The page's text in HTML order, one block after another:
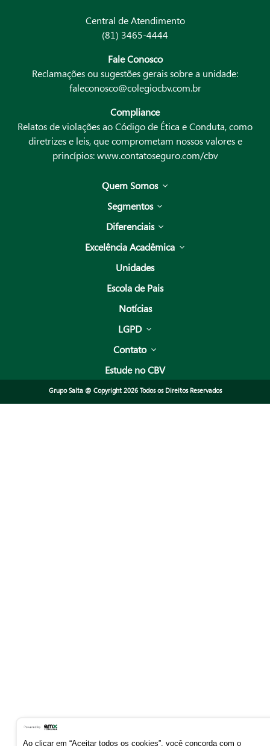
Central de Atendimento
(81) 3465-4444
Fale Conosco
Reclamações ou sugestões gerais sobre a unidade:
faleconosco@colegiocbv.com.br
Compliance
Relatos de violações ao Código de Ética e Conduta, como
diretrizes e leis, que comprometam nossos valores e
princípios:www.contatoseguro.com/cbv
Quem Somos
Segmentos
Diferenciais
Excelência Acadêmica
Unidades
Escola de Pais
Notícias
LGPD
Contato
Estude no CBV
Grupo Salta @ Copyright 2026 Todos os Direitos Reservados
Ao clicar em “Aceitar todos os cookies”, você concorda com o